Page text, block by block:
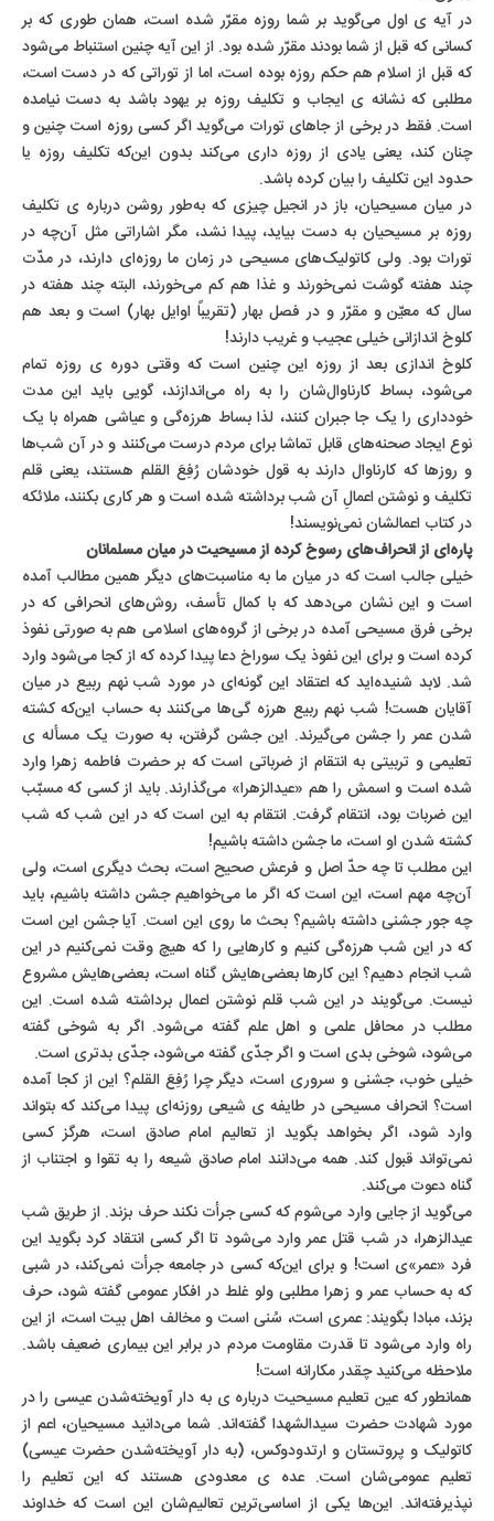
در آیه ی اول می‌گوید بر شما روزه مقرّر شده است، همان طوری که بر
کسانی که قبل از شما بودند مقرّر شده بود. از این آیه چنین استنباط می‌شود
که قبل از اسلام هم حکم روزه بوده است، اما از توراتی که در دست است،
مطلبی که نشانه ی ایجاب و تکلیف روزه بر یهود باشد به دست نیامده
است. فقط در برخی از جاهای تورات می‌گوید اگر کسی روزه است چنین و
چنان کند، یعنی یادی از روزه داری می‌کند بدون این‌که تکلیف روزه یا
حدود این تکلیف را بیان کرده باشد.
در میان مسیحیان، باز در انجیل چیزی که به‌طور روشن درباره ی تکلیف
روزه بر مسیحیان به دست بیاید، پیدا نشد، مگر اشاراتی مثل آن‌چه در
تورات بود. ولی کاتولیک‌های مسیحی در زمان ما روزه‌ای دارند، در مدّت
چند هفته گوشت نمی‌خورند و غذا هم کم می‌خورند، البته چند هفته در
سال که معیّن و مقرّر و در فصل بهار (تقریباً اوایل بهار) است و بعد هم
کلوخ اندازانی خیلی عجیب و غریب دارند!
کلوخ اندازی بعد از روزه این چنین است که وقتی دوره ی روزه تمام
می‌شود، بساط کارناوال‌شان را به راه می‌اندازند، گویی باید این مدت
خودداری را یک جا جبران کنند، لذا بساط هرزه‌گی و عیاشی همراه با یک
نوع ایجاد صحنه‌های قابل تماشا برای مردم درست می‌کنند و در آن شب‌ها
و روزها که کارناوال دارند به قول خودشان رُفِعَ القلم هستند، یعنی قلم
تکلیف و نوشتن اعمالِ آن شب برداشته شده است و هر کاری بکنند، ملائکه
در کتاب اعمالشان نمی‌نویسند!
پاره‌ای از انحراف‌های رسوخ کرده از مسیحیت در میان مسلمانان
خیلی جالب است که در میان ما به مناسبت‌های دیگر همین مطالب آمده
است و این نشان می‌دهد که با کمال تأسف، روش‌های انحرافی که در
برخی فرق مسیحی آمده در برخی از گروه‌های اسلامی هم به صورتی نفوذ
کرده است و برای این نفوذ یک سوراخ دعا پیدا کرده که از کجا می‌شود وارد
شد. لابد شنیده‌اید که اعتقاد این گونه‌ای در مورد شب نهم ربیع در میان
آقایان هست! شب نهم ربیع هرزه گی‌ها می‌کنند به حساب این‌که کشته
شدن عمر را جشن می‌گیرند. این جشن گرفتن، به صورت یک مسأله ی
تعلیمی و تربیتی به انتقام از ضرباتی است که بر حضرت فاطمه زهرا وارد
شده است و اسمش را هم «عیدالزهرا» می‌گذارند. باید از کسی که مسبّب
این ضربات بود، انتقام گرفت. انتقام به این است که در این شب که شب
کشته شدن او است، ما جشن داشته باشیم!
این مطلب تا چه حدّ اصل و فرعش صحیح است، بحث دیگری است، ولی
آن‌چه مهم است، این است که اگر ما می‌خواهیم جشن داشته باشیم، باید
چه جور جشنی داشته باشیم؟ بحث ما روی این است. آیا جشن این است
که در این شب هرزه‌گی کنیم و کارهایی را که هیچ وقت نمی‌کنیم در این
شب انجام دهیم؟ این کارها بعضی‌هایش گناه است، بعضی‌هایش مشروع
نیست. می‌گویند در این شب قلم نوشتن اعمال برداشته شده است. این
مطلب در محافل علمی و اهل علم گفته می‌شود. اگر به شوخی گفته
می‌شود، شوخی بدی است و اگر جدّی گفته می‌شود، جدّی بدتری است.
خیلی خوب، جشنی و سروری است، دیگر چرا رُفِعَ القلم؟ این از کجا آمده
است؟ انحراف مسیحی در طایفه ی شیعی روزنه‌ای پیدا می‌کند که بتواند
وارد شود، اگر بخواهد بگوید از تعالیم امام صادق است، هرگز کسی
نمی‌تواند قبول کند. همه می‌دانند امام صادق شیعه را به تقوا و اجتناب از
گناه دعوت می‌کند.
می‌گوید از جایی وارد می‌شوم که کسی جرأت نکند حرف بزند. از طریق شب
عیدالزهرا، در شب قتل عمر وارد می‌شود تا اگر کسی انتقاد کرد بگوید این
فرد «عمر»ی است! و برای این‌که کسی در جامعه جرأت نمی‌کند، در شبی
که به حساب عمر و زهرا مطلبی ولو غلط در افکار عمومی گفته شود، حرف
بزند، مبادا بگویند: عمری است، سُنی است و مخالف اهل بیت است، از این
راه وارد می‌شود تا قدرت مقاومت مردم در برابر این بیماری ضعیف باشد.
ملاحظه می‌کنید چقدر مکارانه است!
همانطور که عین تعلیم مسیحیت درباره ی به دار آویخته‌شدن عیسی را در
مورد شهادت حضرت سیدالشهدا گفته‌اند. شما می‌دانید مسیحیان، اعم از
کاتولیک و پروتستان و ارتدودوکس، (به دار آویخته‌شدن حضرت عیسی)
تعلیم عمومی‌شان است. عده ی معدودی هستند که این تعلیم را
نپذیرفته‌اند. این‌ها یکی از اساسی‌ترین تعالیم‌شان این است که خداوند